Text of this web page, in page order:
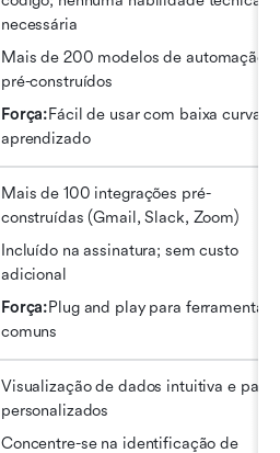
necessária
Mais de 200 modelos de automação
pré-construídos
Força:Fácil de usar com baixa curva
aprendizado
Mais de 100 integrações pré-
construídas (Gmail, Slack, Zoom)
Incluído na assinatura; sem custo
adicional
Força:Plug and play para ferramentas
comuns
Visualização de dados intuitiva e
personalizados
Concentre-se na identificação de